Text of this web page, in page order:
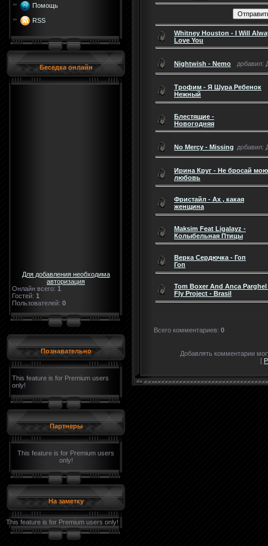
Помощь
RSS
Беседка онлайн
Для добавления необходима
авторизация
Онлайн всего: 1
Гостей: 1
Пользователей: 0
Познавательно
This feature is for Premium users
only!
Партнеры
This feature is for Premium users
only!
На заметку
This feature is for Premium users only!
Whitney Houston - I Will
Love You
Nightwish - Nemo добавил:
Трофим - Я Шура Ребенок
Нежный
Блестящие -
Новогодняя
No Mercy - Missing добавил:
Ирина Круг - Не бросай мою
любовь
Фристайл - Ах , какая
женщина
Maksim Feat Ligalayz -
Колыбельная Птицы
Верка Сердючка - Гоп
Гоп
Tom Boxer And Anca Parghel
Fly Project - Brasil
Всего комментариев: 0
Добавлять комментарии
[